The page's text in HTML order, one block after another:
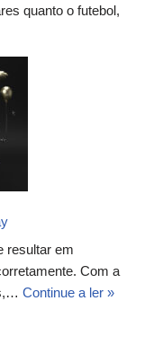
quanto o futebol,
resultar em
Com a
Continue a ler »